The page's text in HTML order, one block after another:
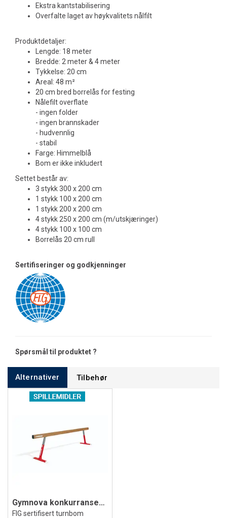
Ekstra kantstabilisering
Overfalte laget av høykvalitets nålfilt
Produktdetaljer:
Lengde: 18 meter
Bredde: 2 meter & 4 meter
Tykkelse: 20 cm
Areal: 48 m²
20 cm bred borrelås for festing
Nålefilt overflate
- ingen folder
- ingen brannskader
- hudvennlig
- stabil
Farge: Himmelblå
Bom er ikke inkludert
Settet består av:
3 stykk 300 x 200 cm
1 stykk 100 x 200 cm
1 stykk 200 x 200 cm
4 stykk 250 x 200 cm (m/utskjæringer)
4 stykk 100 x 100 cm
Borrelås 20 cm rull
Sertifiseringer og godkjenninger
Spørsmål til produktet ?
Alternativer Tilbehør
Gymnova konkurransebom
FIG sertifisert turnbom